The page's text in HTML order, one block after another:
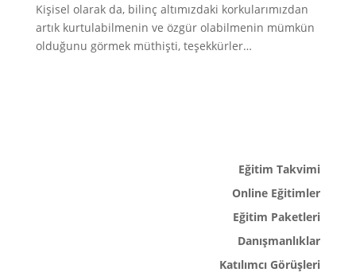
Kişisel olarak da, bilinç altımızdaki korkularımızdan
artık kurtulabilmenin ve özgür olabilmenin mümkün
olduğunu görmek müthişti, teşekkürler…
Eğitim Takvimi
Online Eğitimler
Eğitim Paketleri
Danışmanlıklar
Katılımcı Görüşleri